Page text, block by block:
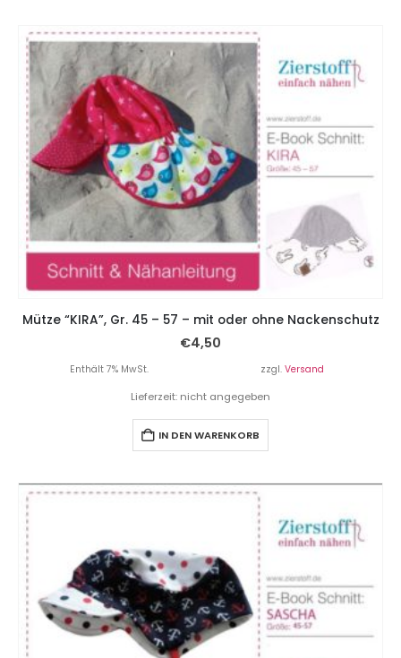
Mütze “KIRA”, Gr. 45 – 57 – mit oder ohne Nackenschutz
€4,50
Enthält 7% MwSt. zzgl. Versand
Lieferzeit: nicht angegeben
IN DEN WARENKORB